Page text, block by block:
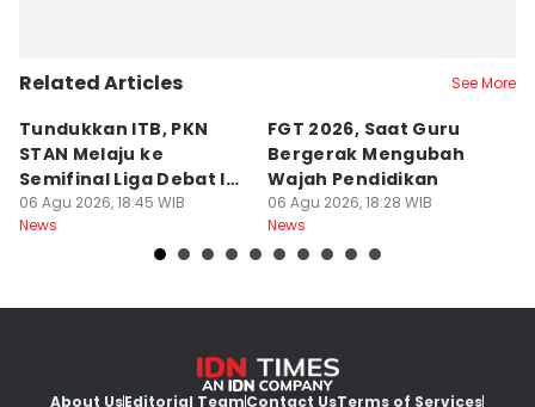
Related Articles See More
Tundukkan ITB, PKN
STAN Melaju ke
Semifinal Liga Debat IDN
Times 2026
06 Agu 2026, 18:45 WIB
News
FGT 2026, Saat Guru
Bergerak Mengubah
Wajah Pendidikan
06 Agu 2026, 18:28 WIB
News
About UsEditorial TeamContact UsTerms of Services